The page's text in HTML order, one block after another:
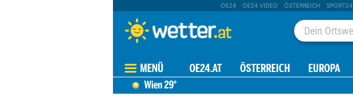
OE24 OE24 VIDEO ÖSTERREICH SPORT24
MENÜ OE24.AT ÖSTERREICH EUROPA
Wien29°